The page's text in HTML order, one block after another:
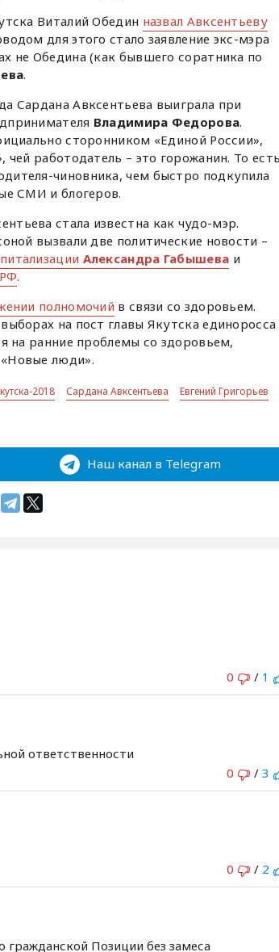
Виталий Обедин назвал Авксентьеву
для этого стало заявление экс-мэра
не Обедина (как бывшего соратника по
.
Сардана Авксентьева выиграла при
Владимира Федорова.
сторонником «Единой России»,
чей работодатель – это горожанин. То
чиновника, чем быстро подкупила
СМИ и блогеров.
стала известна как чудо-мэр.
вызвали две политические новости –
Александра Габышева и
.
полномочий в связи со здоровьем.
на пост главы Якутска единоросса
на ранние проблемы со здоровьем,
люди».
2018 Сардана Авксентьева
Евгений Григорьев
Наш канал в Telegram
0
/ 1
ответственности
0
/ 3
0
/ 2
Позиции без замеса